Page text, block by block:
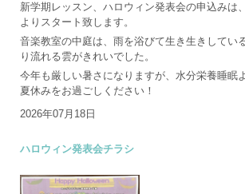
新学期レッスン、ハロウィン発表会の申込みは
よりスタート致します。
音楽教室の中庭は、雨を浴びて生き生きしてい
り流れる雲がきれいでした。
今年も厳しい暑さになりますが、水分栄養睡眠
夏休みをお過ごしください！
2026年07月18日
ハロウィン発表会チラシ